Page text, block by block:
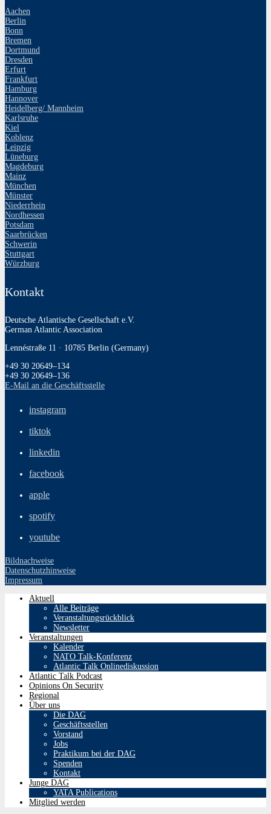
Aachen
Berlin
Bonn
Bremen
Dortmund
Dresden
Erfurt
Frankfurt
Hamburg
Hannover
Heidelberg/ Mannheim
Karlsruhe
Kiel
Koblenz
Leipzig
Lüneburg
Magdeburg
Mainz
München
Münster
Niederrhein
Nordhessen
Potsdam
Saarbrücken
Schwerin
Stuttgart
Würzburg
Kontakt
Deutsche Atlantische Gesellschaft e.V.
German Atlantic Association
Lennéstraße 11 · 10785 Berlin (Germany)
+49 30 20649–134
+49 30 20649–136
E‑Mail an die Geschäftsstelle
instagram
tiktok
linkedin
facebook
apple
spotify
youtube
Bildnachweise
Datenschutzhinweise
Impressum
Aktuell
Alle Beiträge
Veranstaltungsrückblick
Newsletter
Veranstaltungen
Kalender
NATO Talk-Konferenz
Atlantic Talk Onlinediskussion
Atlantic Talk Podcast
Opinions On Security
Regional
Über uns
Die DAG
Geschäftsstellen
Vorstand
Jobs
Praktikum bei der DAG
Spenden
Kontakt
Junge DAG
YATA Publications
Mitglied werden